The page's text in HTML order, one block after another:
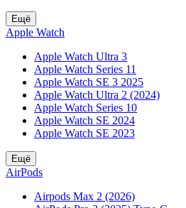
Ещё
Apple Watch
Apple Watch Ultra 3
Apple Watch Series 11
Apple Watch SE 3 2025
Apple Watch Ultra 2 (2024)
Apple Watch Series 10
Apple Watch SE 2024
Apple Watch SE 2023
Ещё
AirPods
Airpods Max 2 (2026)